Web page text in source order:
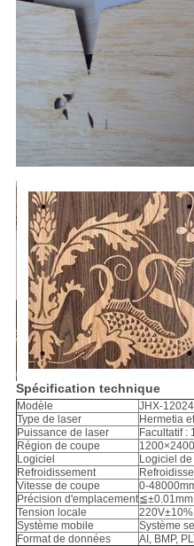
Spécification technique
Modèle
JHX-
Type de laser
Hermetia
Puissance de laser
Facultatif :
Région de coupe
Logiciel
Logiciel
Refroidissement
Vitesse de coupe
0-
Précision d'emplacement≦±0.01mm
Tension locale
220V±10%
Système mobile
Système
Format de données
AI, BMP,